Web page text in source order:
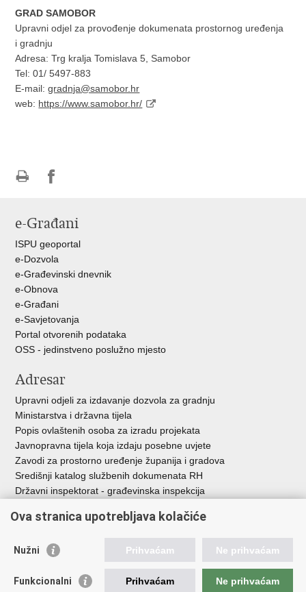
GRAD SAMOBOR
Upravni odjel za provođenje dokumenata prostornog uređenja
i gradnju
Adresa: Trg kralja Tomislava 5, Samobor
Tel: 01/ 5497-883
E-mail:gradnja@samobor.hr
web: https://www.samobor.hr/
FacebookuTwitteru
e-Građani
ISPU geoportal
e-Dozvola
e-Građevinski dnevnik
e-Obnova
e-Građani
e-Savjetovanja
Portal otvorenih podataka
OSS - jedinstveno poslužno mjesto
Adresar
Upravni odjeli za izdavanje dozvola za gradnju
Ministarstva i državna tijela
Popis ovlaštenih osoba za izradu projekata
Javnopravna tijela koja izdaju posebne uvjete
Zavodi za prostorno uređenje županija i gradova
Središnji katalog službenih dokumenata RH
Državni inspektorat - građevinska inspekcija
Vlada Republike Hrvatske
Agencija za pravni promet i posredovanje nekretninama
Ova stranica upotrebljava kolačiće
Nužni Prihvaćam Ne prihvaćam
Funkcionalni Prihvaćam Ne prihvaćam